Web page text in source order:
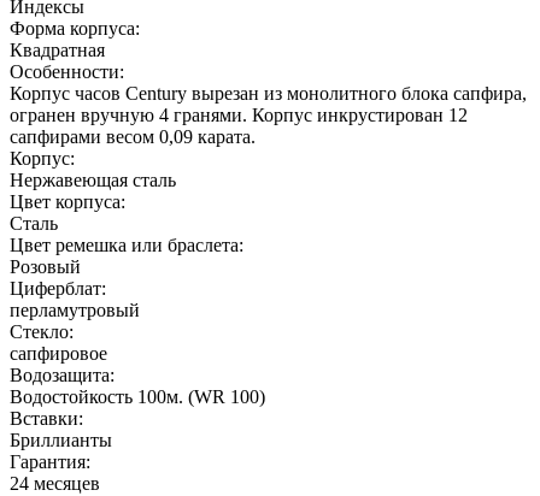
Индексы
Форма корпуса:
Квадратная
Особенности:
Корпус часов Century вырезан из монолитного блока сапфира,
огранен вручную 4 гранями. Корпус инкрустирован 12
сапфирами весом 0,09 карата.
Корпус:
Нержавеющая cталь
Цвет корпуса:
Сталь
Цвет ремешка или браслета:
Розовый
Циферблат:
перламутровый
Стекло:
сапфировое
Водозащита:
Водостойкость 100м. (WR 100)
Вставки:
Бриллианты
Гарантия:
24 месяцев